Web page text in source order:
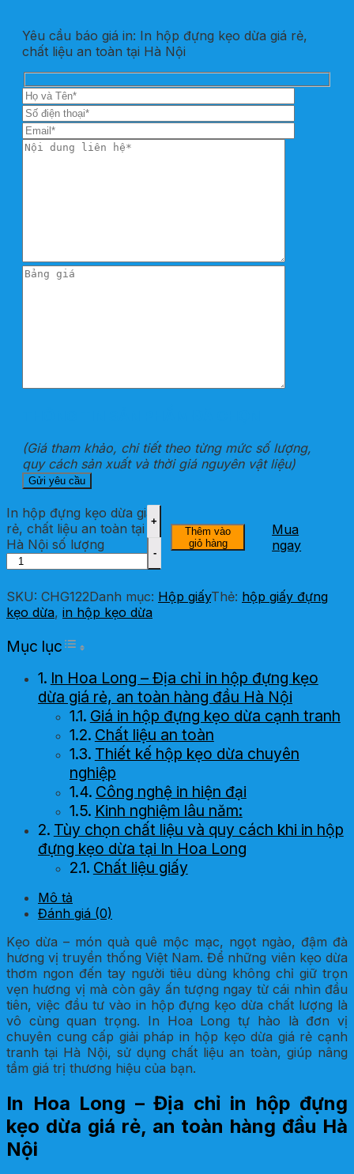
Yêu cầu báo giá in: In hộp đựng kẹo dừa giá rẻ,
chất liệu an toàn tại Hà Nội
(Giá tham khảo, chi tiết theo từng mức số lượng,
quy cách sản xuất và thời giá nguyên vật liệu)
In hộp đựng kẹo dừa giá
rẻ, chất liệu an toàn tại
Hà Nội số lượng
Thêm vào
giỏ hàng
Mua
ngay
SKU: CHG122Danh mục: Hộp giấyThẻ: hộp giấy đựng
kẹo dừa, in hộp kẹo dừa
Mục lục Toggle Table of Content
In Hoa Long – Địa chỉ in hộp đựng kẹo
dừa giá rẻ, an toàn hàng đầu Hà Nội
Giá in hộp đựng kẹo dừa cạnh tranh
Chất liệu an toàn
Thiết kế hộp kẹo dừa chuyên
nghiệp
Công nghệ in hiện đại
Kinh nghiệm lâu năm:
Tùy chọn chất liệu và quy cách khi in hộp
đựng kẹo dừa tại In Hoa Long
Chất liệu giấy
Kỹ thuật gia công sau in
Quy trình đặt in hộp đựng kẹo dừa nhanh
chóng, chuyên nghiệp
Mô tả
Đánh giá (0)
Kẹo dừa – món quà quê mộc mạc, ngọt ngào, đậm đà
hương vị truyền thống Việt Nam. Để những viên kẹo dừa
thơm ngon đến tay người tiêu dùng không chỉ giữ trọn
vẹn hương vị mà còn gây ấn tượng ngay từ cái nhìn đầu
tiên, việc đầu tư vào in hộp đựng kẹo dừa chất lượng là
vô cùng quan trọng. In Hoa Long tự hào là đơn vị
chuyên cung cấp giải pháp in hộp kẹo dừa giá rẻ cạnh
tranh tại Hà Nội, sử dụng chất liệu an toàn, giúp nâng
tầm giá trị thương hiệu của bạn.
In Hoa Long – Địa chỉ in hộp đựng
kẹo dừa giá rẻ, an toàn hàng đầu Hà
Nội